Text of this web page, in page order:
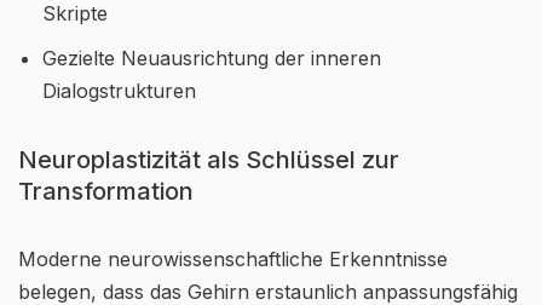
Skripte
Gezielte Neuausrichtung der inneren
Dialogstrukturen
Neuroplastizität als Schlüssel zur
Transformation
Moderne neurowissenschaftliche Erkenntnisse
belegen, dass das Gehirn erstaunlich anpassungsfähig